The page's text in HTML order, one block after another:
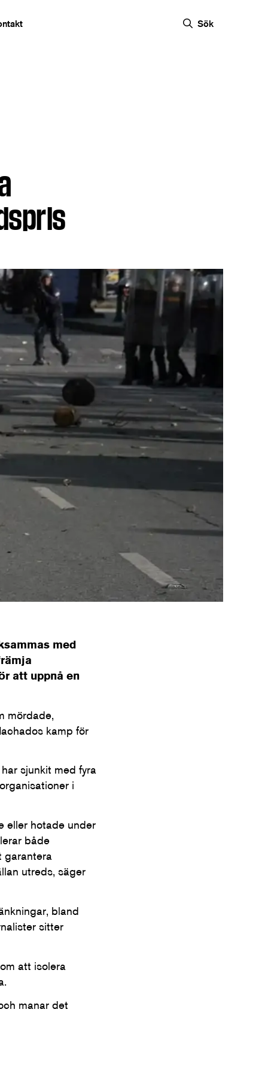
Sök
med
att uppnå en
mördade,
kamp för
sjunkit med fyra
i
eller hotade under
både
garantera
utreds, säger
bland
sitter
att isolera
manar det